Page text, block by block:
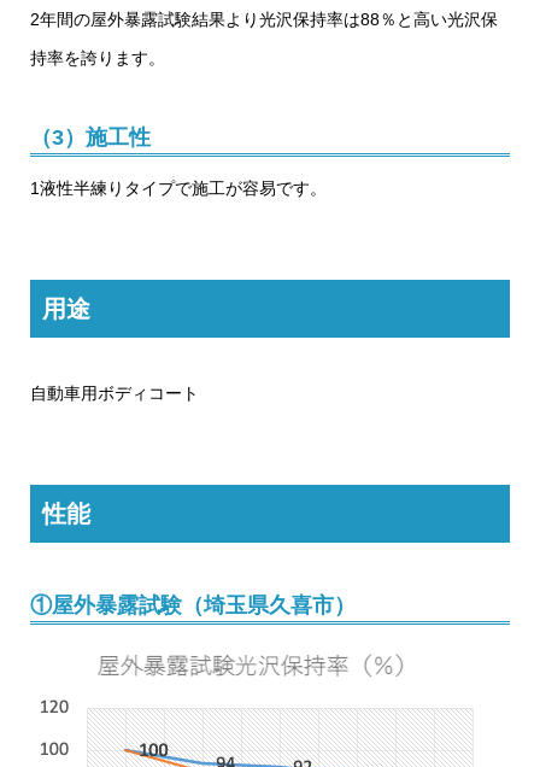
2年間の屋外暴露試験結果より光沢保持率は88％と高い光沢保
持率を誇ります。
（3）施工性
1液性半練りタイプで施工が容易です。
用途
自動車用ボディコート
性能
①屋外暴露試験（埼玉県久喜市）